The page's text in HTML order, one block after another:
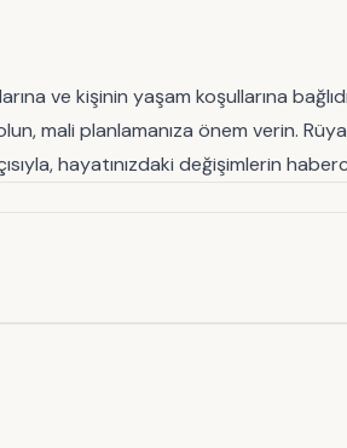
ve kişinin yaşam koşullarına
mali planlamanıza önem verin.
hayatınızdaki değişimlerin